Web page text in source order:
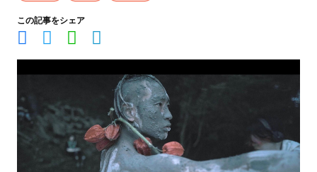
この記事をシェア